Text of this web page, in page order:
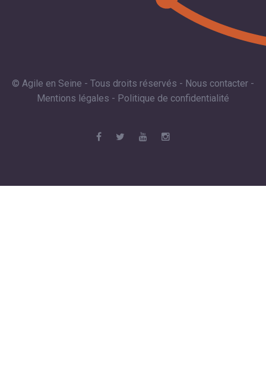
© Agile en Seine - Tous droits réservés - Nous contacter -
Mentions légales - Politique de confidentialité